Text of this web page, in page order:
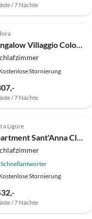
/ 7 Nächte
Top-Inserat
Stornierung
/ 7 Nächte
Top-Inserat
Ligure
Schnellantworter
Stornierung
/ 7 Nächte